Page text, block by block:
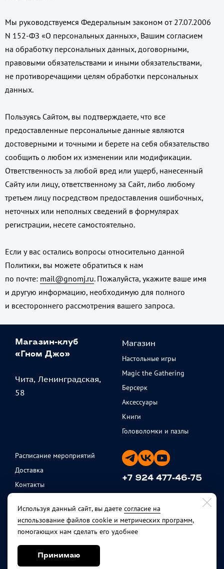
Мы руководствуемся Федеральным законом от 27.07.2006
N 152-ФЗ «О персональных данных», Вашим согласием
на обработку персональных данных, договорными,
правовыми обязательствами и иными обязательствами,
не противоречащими целям обработки персональных
данных.
Пользуясь Сайтом, вы подтверждаете, что все
предоставленные персональные данные являются
достоверными и точными и берете на себя обязательство
сообщить о любом их изменении или модификации.
Ответственность за любой вред или ущерб, нанесенный
Сайту или лицу, ответственному за Сайт, либо любому
третьем лицу посредством предоставления ошибочных,
неточных или неполных сведений в формулярах
регистрации, несете самостоятельно.
Если у вас остались вопросы относительно данной
Политики, вы можете обратиться к нам
по почте: mail@gnomj.ru. Пожалуйста, укажите ваше имя
и другую информацию, необходимую для полного
и всестороннего рассмотрения вашего запроса.
Магазин-клуб
«Гном Джо»
Чита, Ленинградская,
58
Магазин
Настольные игры
Magic the Gathering
Берсерк
Аксессуары
Книги
Головоломки и пазлы
Расписание мероприятий
Доставка
Контакты
Политика
конфиденциальности
Возврат товара
+7 924 477-46-75
ежедневно с 11 до 20
Используя данный сайт, вы даете согласие на
использование файлов cookie и метрических программ,
помогающих нам сделать его удобнее
Принимаю